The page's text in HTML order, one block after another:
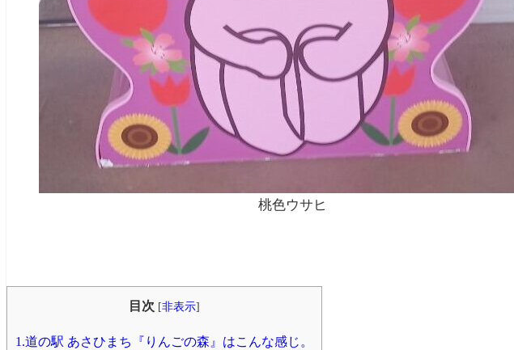
桃色ウサヒ
目次 [非表示]
1.道の駅 あさひまち『りんごの森』はこんな感じ。